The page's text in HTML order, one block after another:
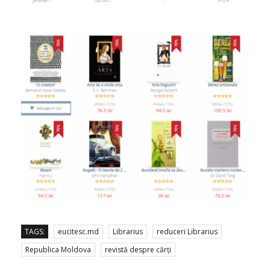
TAGS: eucitesc.md Librarius
reduceri Librarius
Republica Moldova
revistă despre cărți